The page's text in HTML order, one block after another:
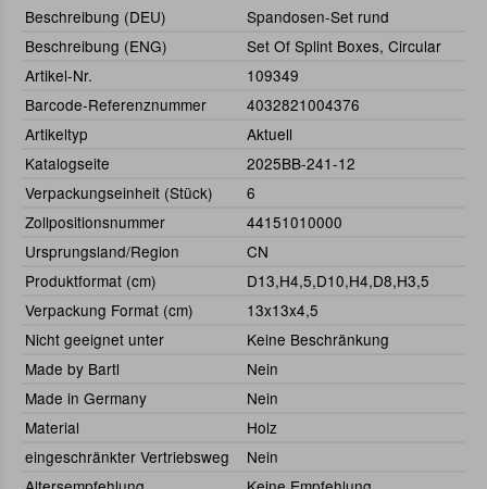
Beschreibung (DEU)
Spandosen-Set rund
Beschreibung (ENG)
Set Of Splint Boxes, Circular
Artikel-Nr.
109349
Barcode-Referenznummer
4032821004376
Artikeltyp
Aktuell
Katalogseite
2025BB-241-12
Verpackungseinheit (Stück)
6
Zollpositionsnummer
44151010000
Ursprungsland/Region
CN
Produktformat (cm)
D13,H4,5,D10,H4,D8,H3,5
Verpackung Format (cm)
13x13x4,5
Nicht geeignet unter
Keine Beschränkung
Made by Bartl
Nein
Made in Germany
Nein
Material
Holz
eingeschränkter Vertriebsweg
Nein